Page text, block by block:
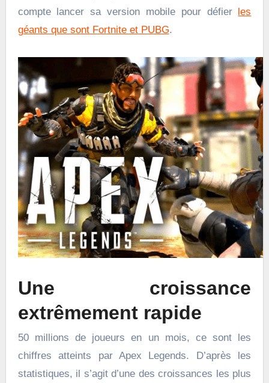
compte lancer sa version mobile pour défier les
géants que sont Fortnite et PUBG.
Une croissance
extrêmement rapide
50 millions de joueurs en un mois, ce sont les
chiffres atteints par Apex Legends. D’après les
statistiques, il s’agit d’une des croissances les plus